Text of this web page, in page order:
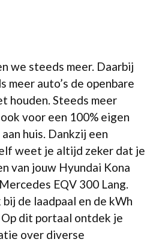
we steeds meer. Daarbij
meer auto’s de openbare
houden. Steeds meer
voor een 100% eigen
aan huis. Dankzij een
weet je altijd zeker dat je
van jouw Hyundai Kona
EQV 300 Lang.
de laadpaal en de kWh
dit portaal ontdek je
over diverse